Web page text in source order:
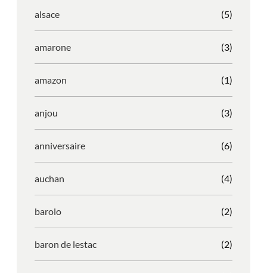
alsace (5)
amarone (3)
amazon (1)
anjou (3)
anniversaire (6)
auchan (4)
barolo (2)
baron de lestac (2)